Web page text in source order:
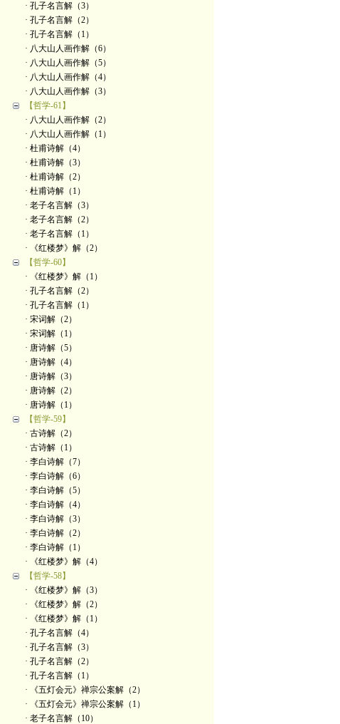
· 孔子名言解（3）
· 孔子名言解（2）
· 孔子名言解（1）
· 八大山人画作解（6）
· 八大山人画作解（5）
· 八大山人画作解（4）
· 八大山人画作解（3）
【哲学-61】
· 八大山人画作解（2）
· 八大山人画作解（1）
· 杜甫诗解（4）
· 杜甫诗解（3）
· 杜甫诗解（2）
· 杜甫诗解（1）
· 老子名言解（3）
· 老子名言解（2）
· 老子名言解（1）
· 《红楼梦》解（2）
【哲学-60】
· 《红楼梦》解（1）
· 孔子名言解（2）
· 孔子名言解（1）
· 宋词解（2）
· 宋词解（1）
· 唐诗解（5）
· 唐诗解（4）
· 唐诗解（3）
· 唐诗解（2）
· 唐诗解（1）
【哲学-59】
· 古诗解（2）
· 古诗解（1）
· 李白诗解（7）
· 李白诗解（6）
· 李白诗解（5）
· 李白诗解（4）
· 李白诗解（3）
· 李白诗解（2）
· 李白诗解（1）
· 《红楼梦》解（4）
【哲学-58】
· 《红楼梦》解（3）
· 《红楼梦》解（2）
· 《红楼梦》解（1）
· 孔子名言解（4）
· 孔子名言解（3）
· 孔子名言解（2）
· 孔子名言解（1）
· 《五灯会元》禅宗公案解（2）
· 《五灯会元》禅宗公案解（1）
· 老子名言解（10）